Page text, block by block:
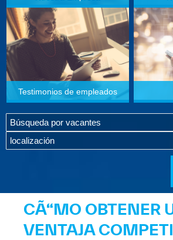
Testimonios de empleados
CÃ“MO OBTENER
VENTAJA